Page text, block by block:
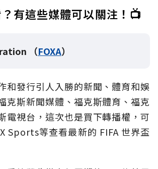
有這些媒體可以關注！📺
（FOXA）
和發行引人入勝的新聞、體育和娛
克斯新聞媒體、福克斯體育、福克
電視台，這次也是買下轉播權，可
Sports等查看最新的 FIFA 世界盃